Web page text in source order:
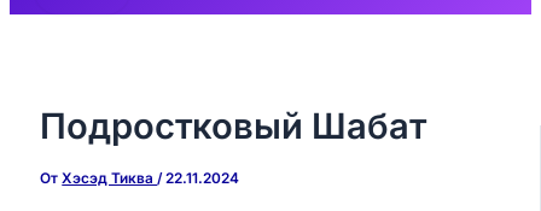
Подростковый Шабат
ОтХэсэд Тиква/22.11.2024